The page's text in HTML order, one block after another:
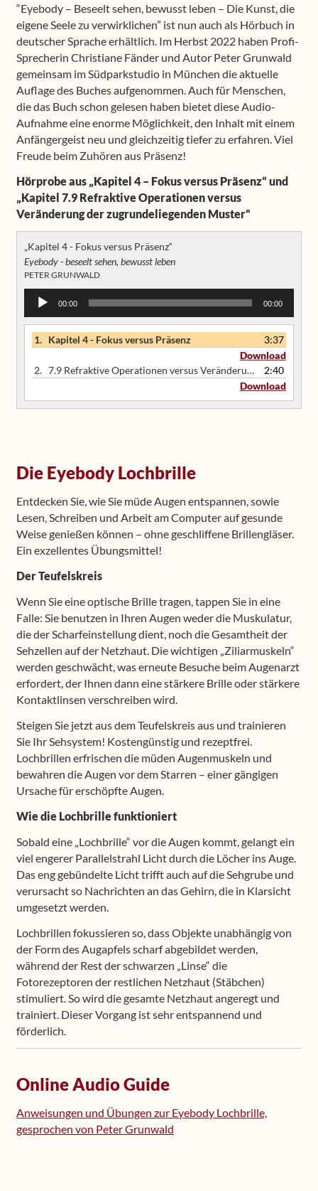
“Eyebody – Beseelt sehen, bewusst leben – Die Kunst, die
eigene Seele zu verwirklichen” ist nun auch als Hörbuch in
deutscher Sprache erhältlich. Im Herbst 2022 haben Profi-
Sprecherin Christiane Fänder und Autor Peter Grunwald
gemeinsam im Südparkstudio in München die aktuelle
Auflage des Buches aufgenommen. Auch für Menschen,
die das Buch schon gelesen haben bietet diese Audio-
Aufnahme eine enorme Möglichkeit, den Inhalt mit einem
Anfängergeist neu und gleichzeitig tiefer zu erfahren. Viel
Freude beim Zuhören aus Präsenz!
Hörprobe aus „Kapitel 4 – Fokus versus Präsenz“ und
„Kapitel 7.9 Refraktive Operationen versus
Veränderung der zugrundeliegenden Muster“
„Kapitel 4 - Fokus versus Präsenz“
Eyebody - beseelt sehen, bewusst leben
PETER GRUNWALD
Audio
Player
00:00 00:00
1. Kapitel 4 - Fokus versus Präsenz
3:37
Download
2. 7.9 Refraktive Operationen versus Veränderung der zugrundeliegenden Muster
2:40
Download
Die Eyebody Lochbrille
Entdecken Sie, wie Sie müde Augen entspannen, sowie
Lesen, Schreiben und Arbeit am Computer auf gesunde
Weise genießen können – ohne geschliffene Brillengläser.
Ein exzellentes Übungsmittel!
Der Teufelskreis
Wenn Sie eine optische Brille tragen, tappen Sie in eine
Falle: Sie benutzen in Ihren Augen weder die Muskulatur,
die der Scharfeinstellung dient, noch die Gesamtheit der
Sehzellen auf der Netzhaut. Die wichtigen „Ziliarmuskeln“
werden geschwächt, was erneute Besuche beim Augenarzt
erfordert, der Ihnen dann eine stärkere Brille oder stärkere
Kontaktlinsen verschreiben wird.
Steigen Sie jetzt aus dem Teufelskreis aus und trainieren
Sie Ihr Sehsystem! Kostengünstig und rezeptfrei.
Lochbrillen erfrischen die müden Augenmuskeln und
bewahren die Augen vor dem Starren – einer gängigen
Ursache für erschöpfte Augen.
Wie die Lochbrille funktioniert
Sobald eine „Lochbrille“ vor die Augen kommt, gelangt ein
viel engerer Parallelstrahl Licht durch die Löcher ins Auge.
Das eng gebündelte Licht trifft auch auf die Sehgrube und
verursacht so Nachrichten an das Gehirn, die in Klarsicht
umgesetzt werden.
Lochbrillen fokussieren so, dass Objekte unabhängig von
der Form des Augapfels scharf abgebildet werden,
während der Rest der schwarzen „Linse“ die
Fotorezeptoren der restlichen Netzhaut (Stäbchen)
stimuliert. So wird die gesamte Netzhaut angeregt und
trainiert. Dieser Vorgang ist sehr entspannend und
förderlich.
Online Audio Guide
Anweisungen und Übungen zur Eyebody Lochbrille,
gesprochen von Peter Grunwald